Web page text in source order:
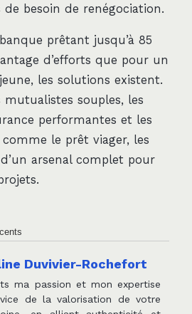
besoin de renégociation.
prêtant jusqu’à 85
d’efforts que pour un
les solutions existent.
mutualistes souples, les
performantes et les
le prêt viager, les
arsenal complet pour
Duvivier-Rochefort
ma passion et mon expertise
de la valorisation de votre